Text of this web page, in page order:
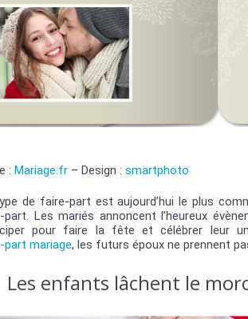
: Mariage.fr – Design : smartphoto
de faire-part est aujourd’hui le plus
part. Les mariés annoncent l’heureux
pour faire la fête et célébrer leur
part mariage, les futurs époux ne prennent
Les enfants lâchent le